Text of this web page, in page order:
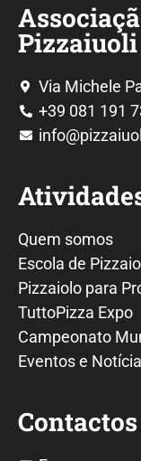
Pizzaiuoli
Via Michele
+39 081 191
Quem somos
Escola de
Pizzaiolo para
TuttoPizza Expo
Campeonato
Eventos e
Contactos